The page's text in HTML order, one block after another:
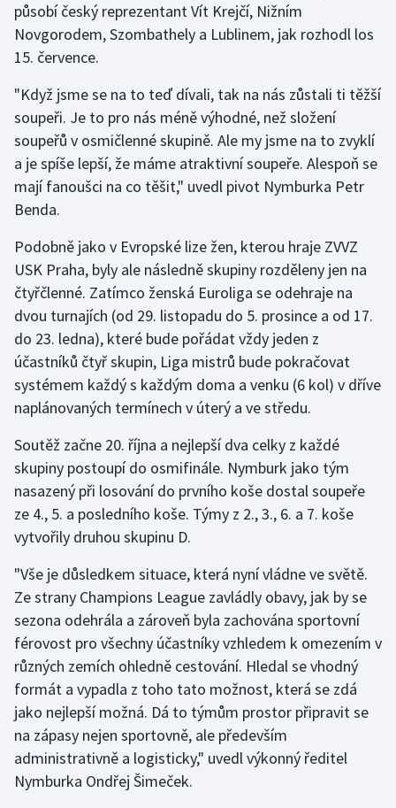
Golf
Gymnastika
Házená
Jezdectví
Judo
Lezení
Lyže a snowboard
Moderní pětiboj
Motorsport
Olympijské hry
Parasport
Plavání
Plážový volejbal
Ragby
Rychlobruslení
Rychlostní kanoistika
Short track
Sportovní střelba
působí český reprezentant Vít Krejčí, Nižním
Novgorodem, Szombathely a Lublinem, jak rozhodl los
15. července.
"Když jsme se na to teď dívali, tak na nás zůstali ti těžší
soupeři. Je to pro nás méně výhodné, než složení
soupeřů v osmičlenné skupině. Ale my jsme na to zvyklí
a je spíše lepší, že máme atraktivní soupeře. Alespoň se
mají fanoušci na co těšit," uvedl pivot Nymburka Petr
Benda.
Podobně jako v Evropské lize žen, kterou hraje ZVVZ
USK Praha, byly ale následně skupiny rozděleny jen na
čtyřčlenné. Zatímco ženská Euroliga se odehraje na
dvou turnajích (od 29. listopadu do 5. prosince a od 17.
do 23. ledna), které bude pořádat vždy jeden z
účastníků čtyř skupin, Liga mistrů bude pokračovat
systémem každý s každým doma a venku (6 kol) v dříve
naplánovaných termínech v úterý a ve středu.
Soutěž začne 20. října a nejlepší dva celky z každé
skupiny postoupí do osmifinále. Nymburk jako tým
nasazený při losování do prvního koše dostal soupeře
ze 4., 5. a posledního koše. Týmy z 2., 3., 6. a 7. koše
vytvořily druhou skupinu D.
"Vše je důsledkem situace, která nyní vládne ve světě.
Ze strany Champions League zavládly obavy, jak by se
sezona odehrála a zároveň byla zachována sportovní
férovost pro všechny účastníky vzhledem k omezením v
různých zemích ohledně cestování. Hledal se vhodný
formát a vypadla z toho tato možnost, která se zdá
jako nejlepší možná. Dá to týmům prostor připravit se
na zápasy nejen sportovně, ale především
administrativně a logisticky," uvedl výkonný ředitel
Nymburka Ondřej Šimeček.